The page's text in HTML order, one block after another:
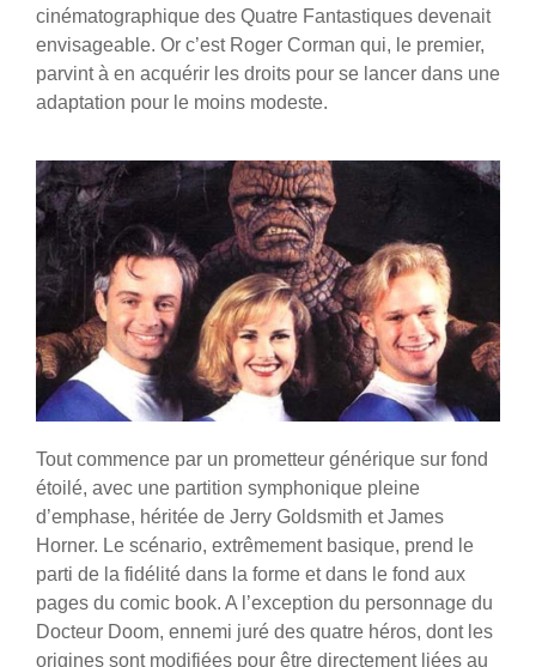
cinématographique des Quatre Fantastiques devenait
envisageable. Or c’est Roger Corman qui, le premier,
parvint à en acquérir les droits pour se lancer dans une
adaptation pour le moins modeste.
Tout commence par un prometteur générique sur fond
étoilé, avec une partition symphonique pleine
d’emphase, héritée de Jerry Goldsmith et James
Horner. Le scénario, extrêmement basique, prend le
parti de la fidélité dans la forme et dans le fond aux
pages du comic book. A l’exception du personnage du
Docteur Doom, ennemi juré des quatre héros, dont les
origines sont modifiées pour être directement liées au